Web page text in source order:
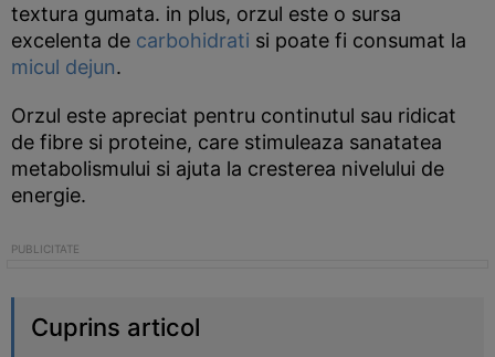
textura gumata. in plus, orzul este o sursa
excelenta de carbohidrati si poate fi consumat la
micul dejun.
Orzul este apreciat pentru continutul sau ridicat
de fibre si proteine, care stimuleaza sanatatea
metabolismului si ajuta la cresterea nivelului de
energie.
Cuprins articol